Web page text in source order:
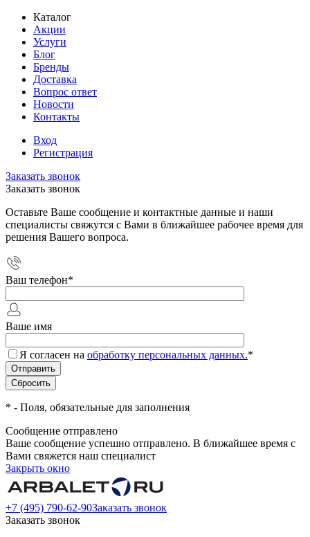
Каталог
Акции
Услуги
Блог
Бренды
Доставка
Вопрос ответ
Новости
Контакты
Вход
Регистрация
Заказать звонок
Заказать звонок
Оставьте Ваше сообщение и контактные данные и наши
специалисты свяжутся с Вами в ближайшее рабочее время для
решения Вашего вопроса.
Ваш телефон*
Ваше имя
Я согласен на обработку персональных данных.*
* - Поля, обязательные для заполнения
Сообщение отправлено
Ваше сообщение успешно отправлено. В ближайшее время с
Вами свяжется наш специалист
Закрыть окно
+7 (495) 790-62-90Заказать звонок
Заказать звонок